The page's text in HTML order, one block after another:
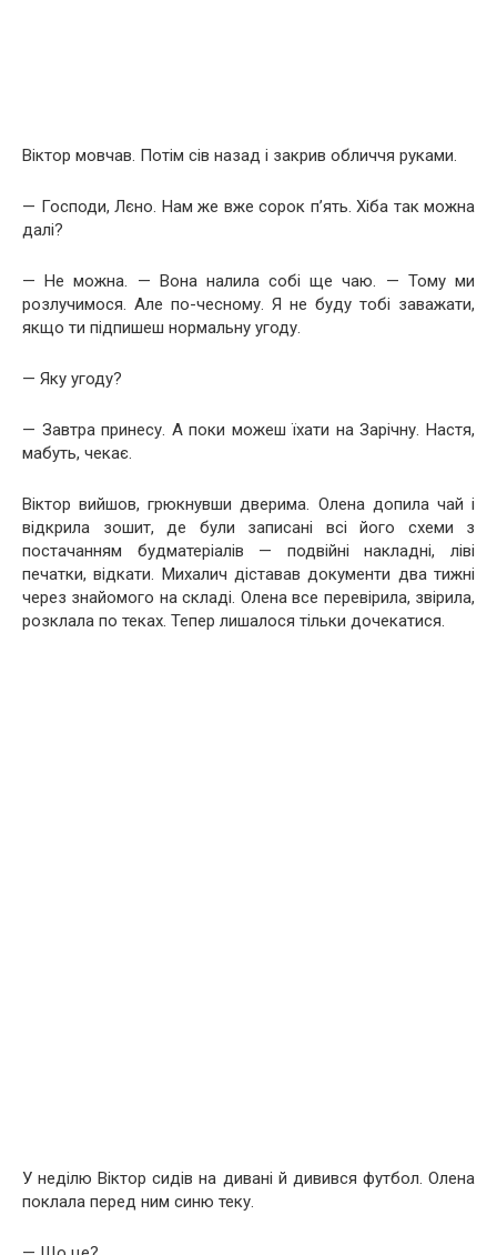
Віктор мовчав. Потім сів назад і закрив обличчя руками.
— Господи, Лєно. Нам же вже сорок п’ять. Хіба так можна
далі?
— Не можна. — Вона налила собі ще чаю. — Тому ми
розлучимося. Але по-чесному. Я не буду тобі заважати,
якщо ти підпишеш нормальну угоду.
— Яку угоду?
— Завтра принесу. А поки можеш їхати на Зарічну. Настя,
мабуть, чекає.
Віктор вийшов, грюкнувши дверима. Олена допила чай і
відкрила зошит, де були записані всі його схеми з
постачанням будматеріалів — подвійні накладні, ліві
печатки, відкати. Михалич діставав документи два тижні
через знайомого на складі. Олена все перевірила, звірила,
розклала по теках. Тепер лишалося тільки дочекатися.
У неділю Віктор сидів на дивані й дивився футбол. Олена
поклала перед ним синю теку.